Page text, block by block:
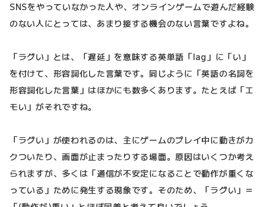
SNSをやっていなかった人や、オンラインゲームで遊んだ経験
のない人にとっては、あまり接する機会のない言葉ですよね。
「ラグい」とは、「遅延」を意味する英単語「lag」に「い」
を付けて、形容詞化した言葉です。同じように「英語の名詞を
形容詞化した言葉」はほかにも数多くあります。たとえば「エ
モい」がそれですね。
「ラグい」が使われるのは、主にゲームのプレイ中に動きがカ
クついたり、画面が止まったりする場面。原因はいくつか考え
られますが、多くは「通信が不安定になることで動作が重くな
っている」ために発生する現象です。そのため、「ラグい」＝